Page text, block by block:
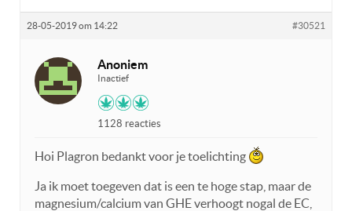
28-05-2019 om 14:22 #30521
Anoniem
Inactief
1128 reacties
Hoi Plagron bedankt voor je toelichting
Ja ik moet toegeven dat is een te hoge stap, maar de
magnesium/calcium van GHE verhoogt nogal de EC,